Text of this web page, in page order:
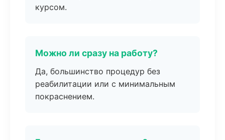
курсом.
Можно ли сразу на работу?
Да, большинство процедур без
реабилитации или с минимальным
покраснением.